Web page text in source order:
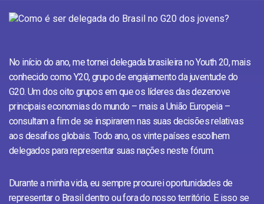
No início do ano, me tornei delegada brasileira no Youth 20, mais
conhecido como Y20, grupo de engajamento da juventude do
G20. Um dos oito grupos em que os líderes das dezenove
principais economias do mundo – mais a União Europeia –
consultam a fim de se inspirarem nas suas decisões relativas
aos desafios globais. Todo ano, os vinte países escolhem
delegados para representar suas nações neste fórum.
Durante a minha vida, eu sempre procurei oportunidades de
representar o Brasil dentro ou fora do nosso território. E isso se